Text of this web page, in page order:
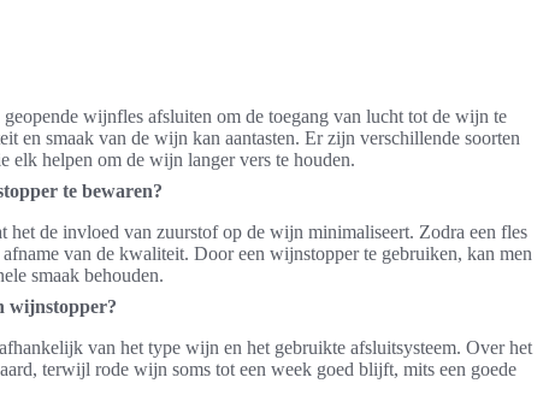
wijnfles afsluiten om de toegang van lucht tot de wijn te
en smaak van de wijn kan aantasten. Er zijn verschillende soorten
elk helpen om de wijn langer vers te houden.
te bewaren?
de invloed van zuurstof op de wijn minimaliseert. Zodra een fles
van de kwaliteit. Door een wijnstopper te gebruiken, kan men
smaak behouden.
wijnstopper?
van het type wijn en het gebruikte afsluitsysteem. Over het
terwijl rode wijn soms tot een week goed blijft, mits een goede